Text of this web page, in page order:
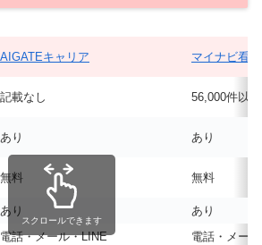
AIGATEキャリア マイナビ看
記載なし 56,000件以上
あり あり
無料 無料
あり
あり
電話・メール・LINE 電話・メール
スクロールできます